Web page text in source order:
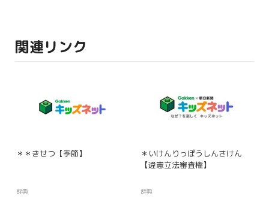
関連リンク
＊＊きせつ【季節】
辞典
＊いけんりっぽうしんさけん
【違憲立法審査権】
辞典